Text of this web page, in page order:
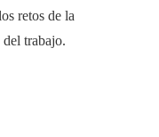
retos de la
trabajo.